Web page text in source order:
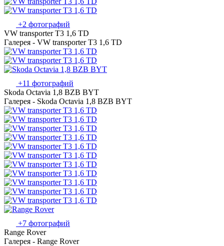
+2 фотографий
VW transporter T3 1,6 TD
Галерея - VW transporter T3 1,6 TD
+11 фотографий
Skoda Octavia 1,8 BZB BYT
Галерея - Skoda Octavia 1,8 BZB BYT
+7 фотографий
Range Rover
Галерея - Range Rover